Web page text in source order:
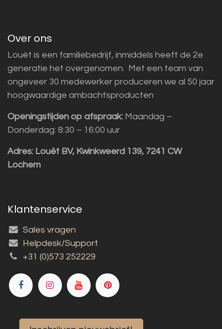
Over ons
Louët is een familiebedrijf, inmiddels heeft de 2e
generatie het overgenomen. Met een team van
ongeveer 30 medewerker produceren we al 50 jaar
hoogwaardige ambachtsproducten
Openingstijden op afspraak: Maandag –
Donderdag: 8:30 – 16:00 uur
Adres: Louët BV, Kwinkweerd 139, 7241 CW
Lochem
Klantenservice
Sales vragen
Helpdesk/Support
+31 (0)573 252229